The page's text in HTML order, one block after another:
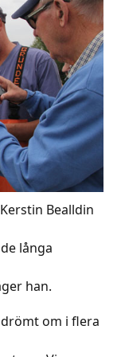
Bealldin
långa
han.
om i flera